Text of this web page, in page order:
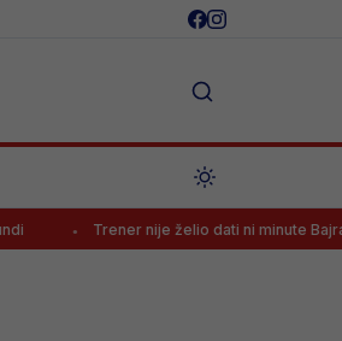
želio dati ni minute Bajraktareviću, pa doživio